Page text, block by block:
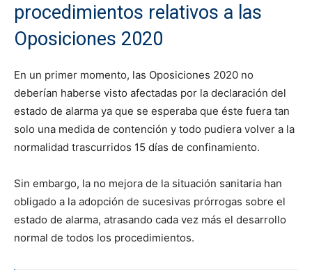
procedimientos relativos a las
Oposiciones 2020
En un primer momento, las Oposiciones 2020 no
deberían haberse visto afectadas por la declaración del
estado de alarma ya que se esperaba que éste fuera tan
solo una medida de contención y todo pudiera volver a la
normalidad trascurridos 15 días de confinamiento.
Sin embargo, la no mejora de la situación sanitaria han
obligado a la adopción de sucesivas prórrogas sobre el
estado de alarma, atrasando cada vez más el desarrollo
normal de todos los procedimientos.